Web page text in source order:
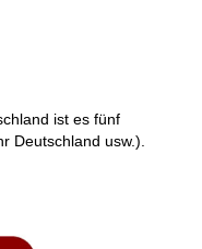
ist es fünf
Deutschland usw.).